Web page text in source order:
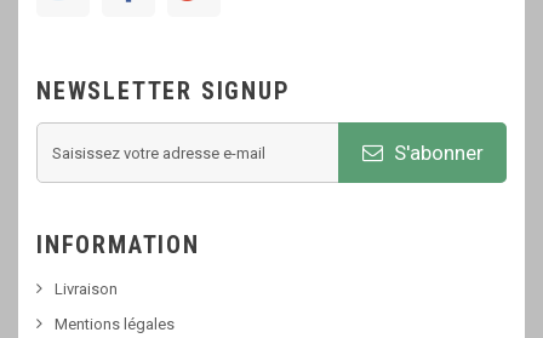
NEWSLETTER SIGNUP
S'abonner
INFORMATION
Livraison
Mentions légales